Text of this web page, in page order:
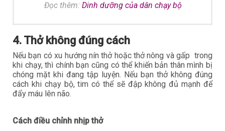
Đọc thêm: Dinh dưỡng của dân chạy bộ
4. Thở không đúng cách
Nếu bạn có xu hướng nín thở hoặc thở nông và gấp trong
khi chạy, thì chính bạn cũng có thể khiến bản thân mình bị
chóng mặt khi đang tập luyện. Nếu bạn thở không đúng
cách khi chạy bộ, tim có thể sẽ đập không đủ mạnh để
đẩy máu lên não.
Cách điều chỉnh nhịp thở